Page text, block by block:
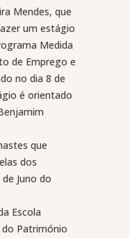
Mendes, que
um estágio
Medida
de Emprego e
no dia 8 de
é orientado
que
dos
Juno do
Escola
do Património